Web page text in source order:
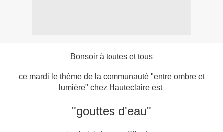
Bonsoir à toutes et tous
ce mardi le thème de la communauté "entre ombre et
lumière" chez Hauteclaire est
"gouttes d'eau"